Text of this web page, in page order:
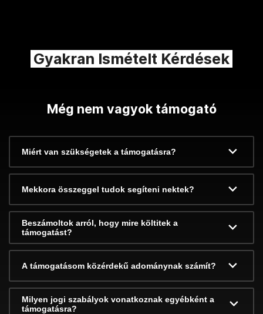
Gyakran Ismételt Kérdések
Még nem vagyok támogató
Miért van szükségetek a támogatásra?
Mekkora összeggel tudok segíteni nektek?
Beszámoltok arról, hogy mire költitek a
támogatást?
A támogatásom közérdekű adománynak számít?
Milyen jogi szabályok vonatkoznak egyébként a
támogatásra?